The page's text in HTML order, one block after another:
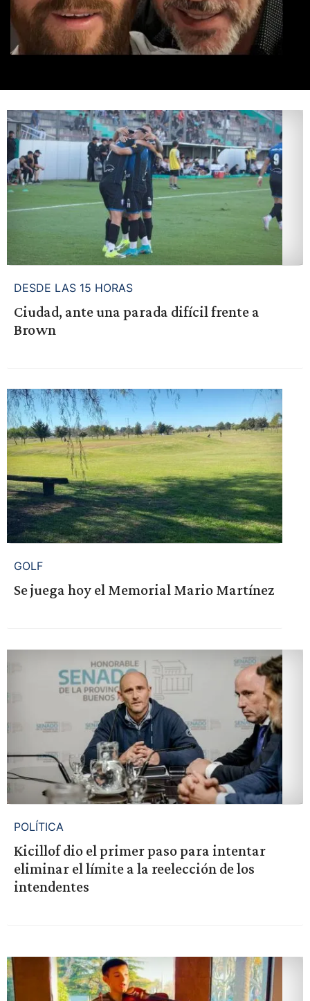
DESDE LAS 15 HORAS
Ciudad, ante una parada difícil frente a
Brown
GOLF
Se juega hoy el Memorial Mario Martínez
POLÍTICA
Kicillof dio el primer paso para intentar
eliminar el límite a la reelección de los
intendentes